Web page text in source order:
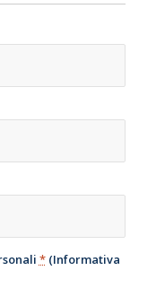
*(Informativa